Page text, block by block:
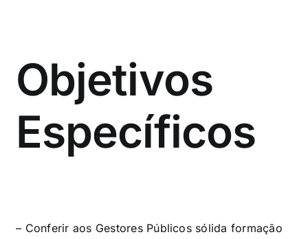
Objetivos
Específicos
– Conferir aos Gestores Públicos sólida formação